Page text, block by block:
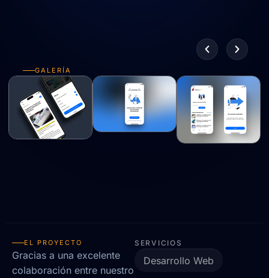
GALERÍA
EL PROYECTO
Gracias a una excelente
colaboración entre nuestro
SERVICIOS
Desarrollo Web